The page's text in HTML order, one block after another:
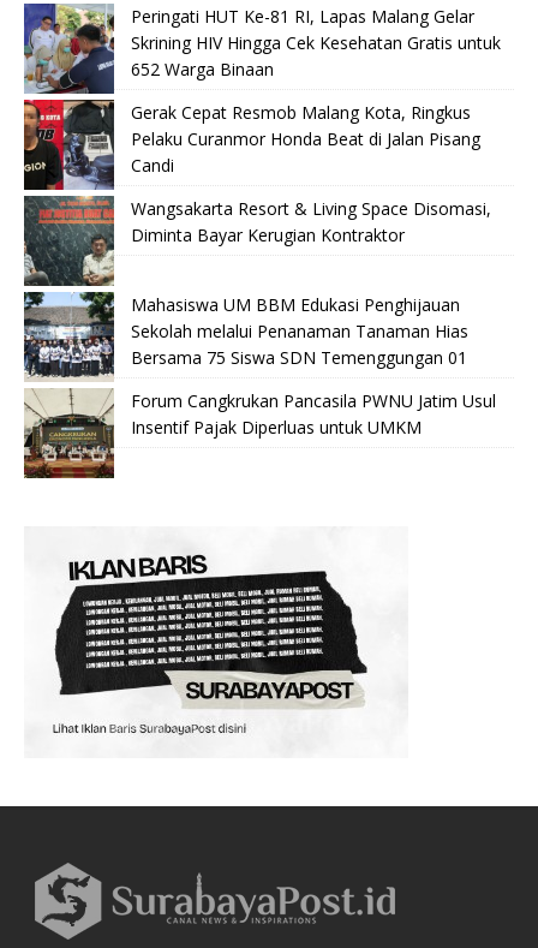
Peringati HUT Ke-81 RI, Lapas Malang Gelar
Skrining HIV Hingga Cek Kesehatan Gratis untuk
652 Warga Binaan
Gerak Cepat Resmob Malang Kota, Ringkus
Pelaku Curanmor Honda Beat di Jalan Pisang
Candi
Wangsakarta Resort & Living Space Disomasi,
Diminta Bayar Kerugian Kontraktor
Mahasiswa UM BBM Edukasi Penghijauan
Sekolah melalui Penanaman Tanaman Hias
Bersama 75 Siswa SDN Temenggungan 01
Forum Cangkrukan Pancasila PWNU Jatim Usul
Insentif Pajak Diperluas untuk UMKM